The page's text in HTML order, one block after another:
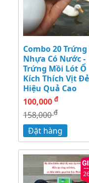
Combo 20
Nhựa Có Nước -
Trứng Mồi Lót Ổ
Kích Thích Vịt Đẻ
Hiệu Quả Cao
100,000 đ
158,000đ
Đặt hàng